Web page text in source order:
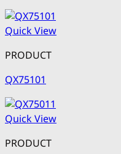
Quick View
PRODUCT
QX75101
Quick View
PRODUCT